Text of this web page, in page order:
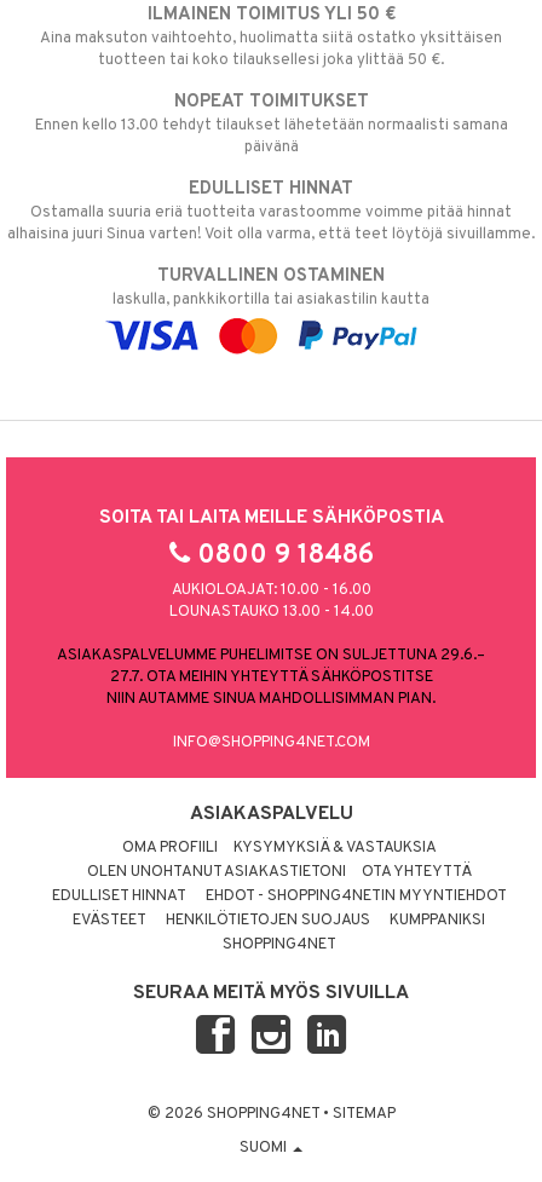
ILMAINEN TOIMITUS YLI 50 €
Aina maksuton vaihtoehto, huolimatta siitä ostatko yksittäisen
tuotteen tai koko tilauksellesi joka ylittää 50 €.
NOPEAT TOIMITUKSET
Ennen kello 13.00 tehdyt tilaukset lähetetään normaalisti samana
päivänä
EDULLISET HINNAT
Ostamalla suuria eriä tuotteita varastoomme voimme pitää hinnat
alhaisina juuri Sinua varten! Voit olla varma, että teet löytöjä sivuillamme.
TURVALLINEN OSTAMINEN
laskulla, pankkikortilla tai asiakastilin kautta
SOITA TAI LAITA MEILLE SÄHKÖPOSTIA
0800 9 18486
AUKIOLOAJAT: 10.00 - 16.00
LOUNASTAUKO 13.00 - 14.00
ASIAKASPALVELUMME PUHELIMITSE ON SULJETTUNA 29.6.–
27.7. OTA MEIHIN YHTEYTTÄ SÄHKÖPOSTITSE
NIIN AUTAMME SINUA MAHDOLLISIMMAN PIAN.
INFO@SHOPPING4NET.COM
ASIAKASPALVELU
OMA PROFIILI
KYSYMYKSIÄ & VASTAUKSIA
OLEN UNOHTANUT ASIAKASTIETONI
OTA YHTEYTTÄ
EDULLISET HINNAT
EHDOT - SHOPPING4NETIN MYYNTIEHDOT
EVÄSTEET
HENKILÖTIETOJEN SUOJAUS
KUMPPANIKSI
SHOPPING4NET
SEURAA MEITÄ MYÖS SIVUILLA
© 2026 SHOPPING4NET • SITEMAP
SUOMI